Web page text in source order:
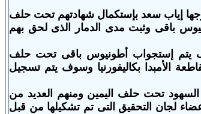
وزوجها إياب سعد بإستكمال شهادتهم تحت حلف
باقى وثبت مدى الدمار الذى لحق بهم
هذا الشهر سبتمبر 2022 سوف يتم إستجواب أطونيوس باقى تحت حلف
الأمبدا بكاليفورنيا وسوف يتم تسجيل
السهود تحت حلف اليمين ومنهم العديد من
لجان التحقيق التى تم تشكيلها من قبل